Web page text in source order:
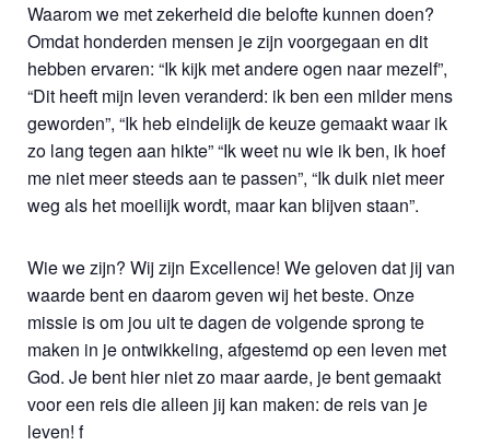
Waarom we met zekerheid die belofte kunnen doen?
Omdat honderden mensen je zijn voorgegaan en dit
hebben ervaren: “Ik kijk met andere ogen naar mezelf”,
“Dit heeft mijn leven veranderd: ik ben een milder mens
geworden”, “Ik heb eindelijk de keuze gemaakt waar ik
zo lang tegen aan hikte” “Ik weet nu wie ik ben, ik hoef
me niet meer steeds aan te passen”, “Ik duik niet meer
weg als het moeilijk wordt, maar kan blijven staan”.
Wie we zijn? Wij zijn Excellence! We geloven dat jij van
waarde bent en daarom geven wij het beste. Onze
missie is om jou uit te dagen de volgende sprong te
maken in je ontwikkeling, afgestemd op een leven met
God. Je bent hier niet zo maar aarde, je bent gemaakt
voor een reis die alleen jij kan maken: de reis van je
leven! f